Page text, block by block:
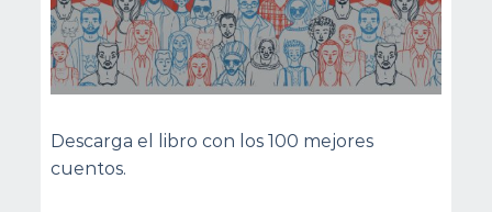
Descarga el libro con los 100 mejores
cuentos.